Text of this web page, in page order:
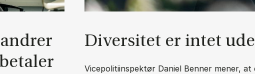
Di­ver­si­tet er in­tet
Vicepolitiinspektør Daniel Benner mener,